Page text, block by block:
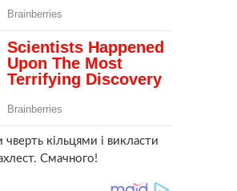
чверть кільцями і викласти
Смачного!